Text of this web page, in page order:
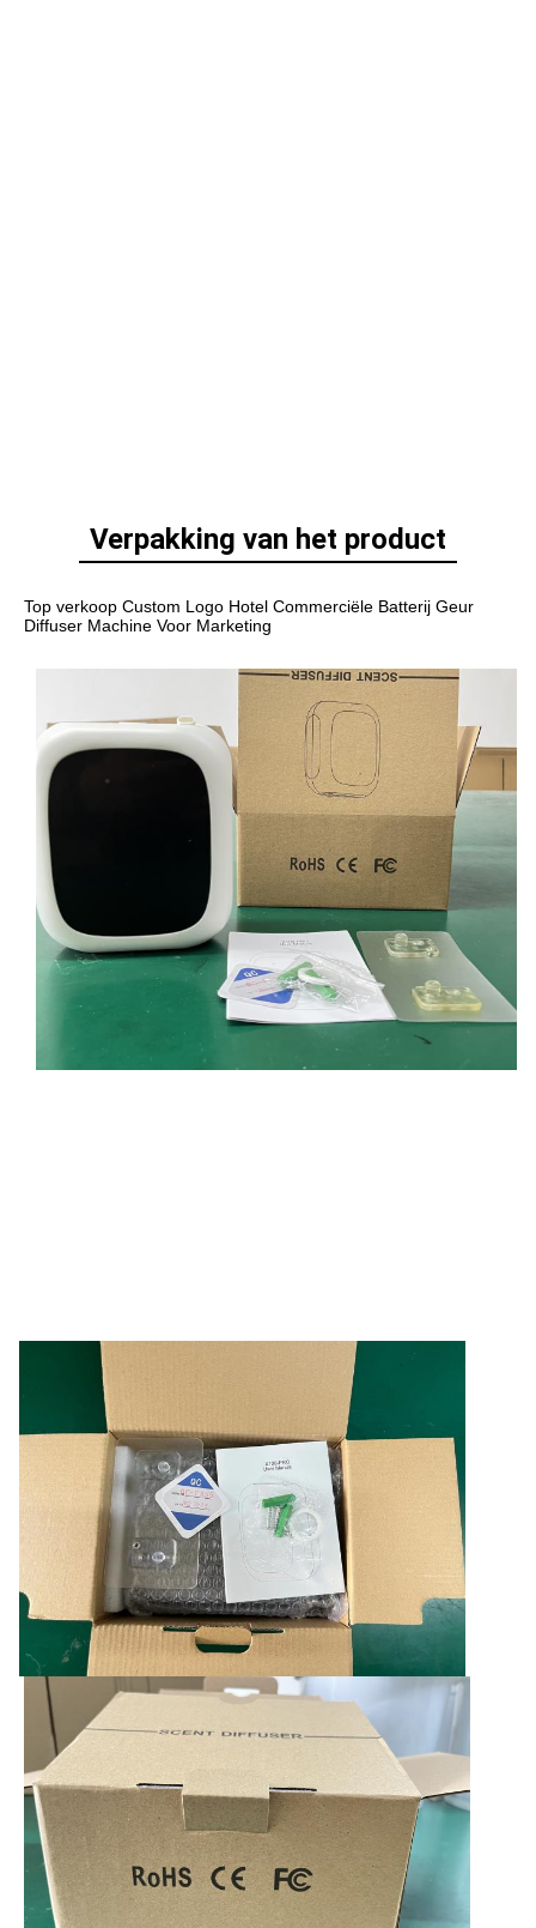
Verpakking van het product
Top verkoop Custom Logo Hotel Commerciële Batterij Geur
Diffuser Machine Voor Marketing